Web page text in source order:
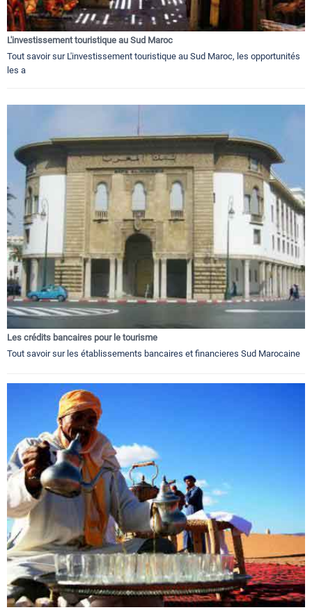
L'investissement touristique au Sud Maroc
Tout savoir sur L'investissement touristique au Sud Maroc, les opportunités
les a
Les crédits bancaires pour le tourisme
Tout savoir sur les établissements bancaires et financieres Sud Marocaine